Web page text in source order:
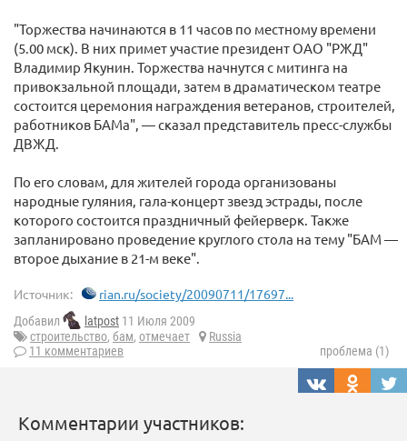
"Торжества начинаются в 11 часов по местному времени
(5.00 мск). В них примет участие президент ОАО "РЖД"
Владимир Якунин. Торжества начнутся с митинга на
привокзальной площади, затем в драматическом театре
состоится церемония награждения ветеранов, строителей,
работников БАМа", — сказал представитель пресс-службы
ДВЖД.
По его словам, для жителей города организованы
народные гуляния, гала-концерт звезд эстрады, после
которого состоится праздничный фейерверк. Также
запланировано проведение круглого стола на тему "БАМ —
второе дыхание в 21-м веке".
Источник: rian.ru/society/20090711/17697...
Добавил latpost 11 Июля 2009
строительство, бам, отмечает
Russia
11 комментариев
проблема (1)
Комментарии участников: